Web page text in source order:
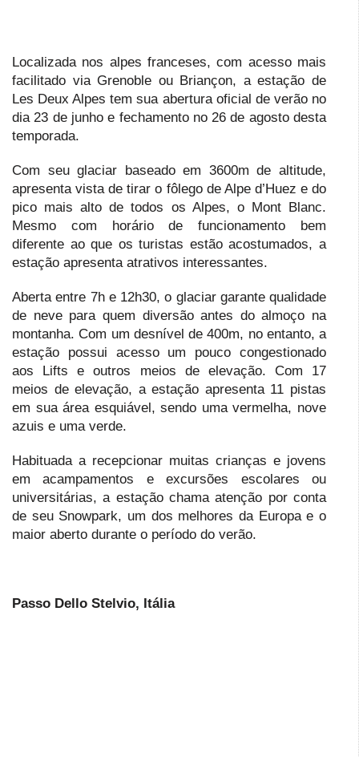
Localizada nos alpes franceses, com acesso mais
facilitado via Grenoble ou Briançon, a estação de
Les Deux Alpes tem sua abertura oficial de verão no
dia 23 de junho e fechamento no 26 de agosto desta
temporada.
Com seu glaciar baseado em 3600m de altitude,
apresenta vista de tirar o fôlego de Alpe d’Huez e do
pico mais alto de todos os Alpes, o Mont Blanc.
Mesmo com horário de funcionamento bem
diferente ao que os turistas estão acostumados, a
estação apresenta atrativos interessantes.
Aberta entre 7h e 12h30, o glaciar garante qualidade
de neve para quem diversão antes do almoço na
montanha. Com um desnível de 400m, no entanto, a
estação possui acesso um pouco congestionado
aos Lifts e outros meios de elevação. Com 17
meios de elevação, a estação apresenta 11 pistas
em sua área esquiável, sendo uma vermelha, nove
azuis e uma verde.
Habituada a recepcionar muitas crianças e jovens
em acampamentos e excursões escolares ou
universitárias, a estação chama atenção por conta
de seu Snowpark, um dos melhores da Europa e o
maior aberto durante o período do verão.
Passo Dello Stelvio, Itália